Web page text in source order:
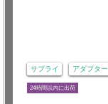
サプライ アダプター
24時間以内に出荷